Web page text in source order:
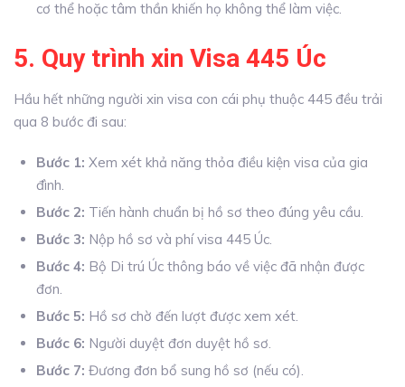
cơ thể hoặc tâm thần khiến họ không thể làm việc.
5. Quy trình xin Visa 445 Úc
Hầu hết những người xin visa con cái phụ thuộc 445 đều trải
qua 8 bước đi sau:
Bước 1: Xem xét khả năng thỏa điều kiện visa của gia
đình.
Bước 2: Tiến hành chuẩn bị hồ sơ theo đúng yêu cầu.
Bước 3: Nộp hồ sơ và phí visa 445 Úc.
Bước 4: Bộ Di trú Úc thông báo về việc đã nhận được
đơn.
Bước 5: Hồ sơ chờ đến lượt được xem xét.
Bước 6: Người duyệt đơn duyệt hồ sơ.
Bước 7: Đương đơn bổ sung hồ sơ (nếu có).